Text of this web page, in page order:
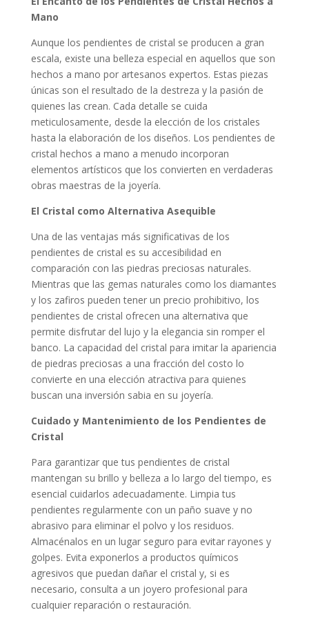
Mano
Aunque los pendientes de cristal se producen a gran
escala, existe una belleza especial en aquellos que son
hechos a mano por artesanos expertos. Estas piezas
únicas son el resultado de la destreza y la pasión de
quienes las crean. Cada detalle se cuida
meticulosamente, desde la elección de los cristales
hasta la elaboración de los diseños. Los pendientes de
cristal hechos a mano a menudo incorporan
elementos artísticos que los convierten en verdaderas
obras maestras de la joyería.
El Cristal como Alternativa Asequible
Una de las ventajas más significativas de los
pendientes de cristal es su accesibilidad en
comparación con las piedras preciosas naturales.
Mientras que las gemas naturales como los diamantes
y los zafiros pueden tener un precio prohibitivo, los
pendientes de cristal ofrecen una alternativa que
permite disfrutar del lujo y la elegancia sin romper el
banco. La capacidad del cristal para imitar la apariencia
de piedras preciosas a una fracción del costo lo
convierte en una elección atractiva para quienes
buscan una inversión sabia en su joyería.
Cuidado y Mantenimiento de los Pendientes de
Cristal
Para garantizar que tus pendientes de cristal
mantengan su brillo y belleza a lo largo del tiempo, es
esencial cuidarlos adecuadamente. Limpia tus
pendientes regularmente con un paño suave y no
abrasivo para eliminar el polvo y los residuos.
Almacénalos en un lugar seguro para evitar rayones y
golpes. Evita exponerlos a productos químicos
agresivos que puedan dañar el cristal y, si es
necesario, consulta a un joyero profesional para
cualquier reparación o restauración.